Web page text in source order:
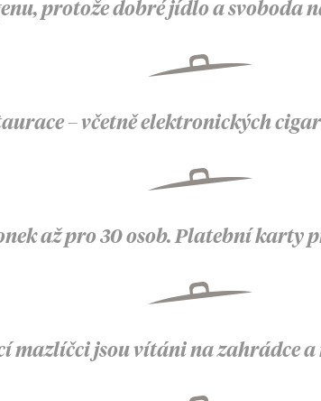
protože dobré jídlo a svoboda
– včetně elektronických
až pro 30 osob. Platební karty
mazlíčci jsou vítáni na zahrádce